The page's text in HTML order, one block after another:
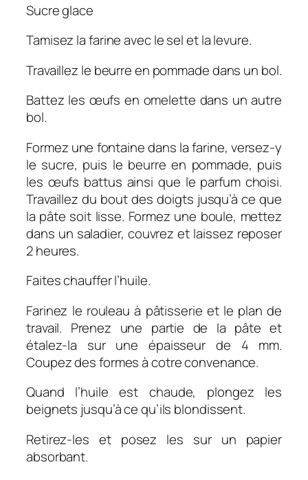
Sucre glace
Tamisez la farine avec le sel et la levure.
Travaillez le beurre en pommade dans un bol.
Battez les œufs en omelette dans un autre
bol.
Formez une fontaine dans la farine, versez-y
le sucre, puis le beurre en pommade, puis
les œufs battus ainsi que le parfum choisi.
Travaillez du bout des doigts jusqu’à ce que
la pâte soit lisse. Formez une boule, mettez
dans un saladier, couvrez et laissez reposer
2 heures.
Faites chauffer l’huile.
Farinez le rouleau à pâtisserie et le plan de
travail. Prenez une partie de la pâte et
étalez-la sur une épaisseur de 4 mm.
Coupez des formes à cotre convenance.
Quand l’huile est chaude, plongez les
beignets jusqu’à ce qu’ils blondissent.
Retirez-les et posez les sur un papier
absorbant.